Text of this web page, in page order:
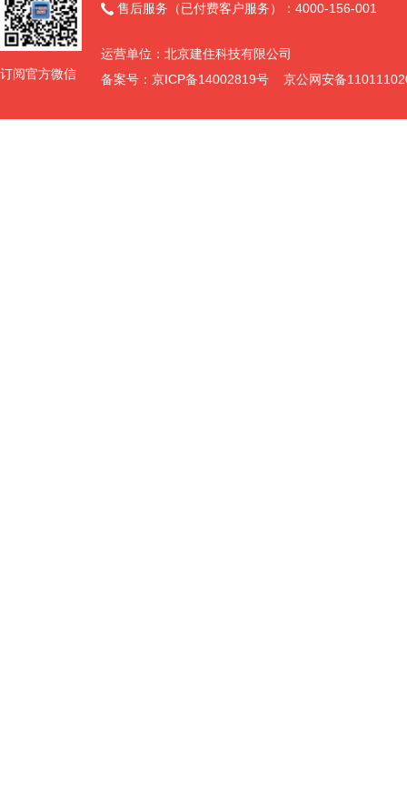
订阅官方微信
 售后服务（已付费客户服务）：4000-156-001
运营单位：北京建住科技有限公司
备案号：京ICP备14002819号 京公网安备